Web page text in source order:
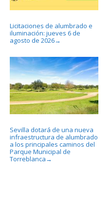
Licitaciones de alumbrado e
iluminación: jueves 6 de
agosto de 2026→
Sevilla dotará de una nueva
infraestructura de alumbrado
a los principales caminos del
Parque Municipal de
Torreblanca →